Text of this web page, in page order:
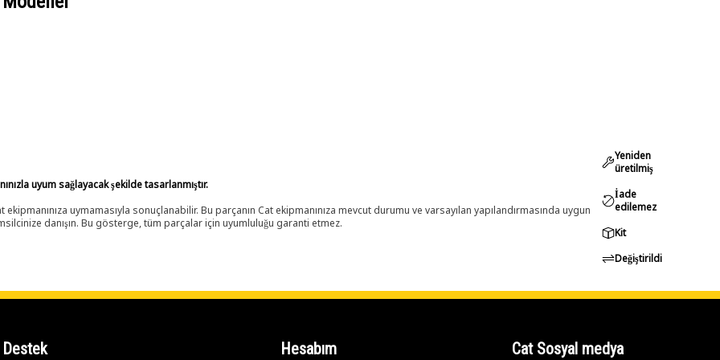
uyum sağlayacak şekilde tasarlanmıştır.
uymamasıyla sonuçlanabilir. Bu parçanın Cat ekipmanınıza mevcut durumu ve varsayılan yapılandırmasında uygun
danışın. Bu gösterge, tüm parçalar için uyumluluğu garanti etmez.
Yeniden
üretilmiş
İade
edilemez
Kit
Değiştirildi
Destek Hesabım Cat Sosyal medya